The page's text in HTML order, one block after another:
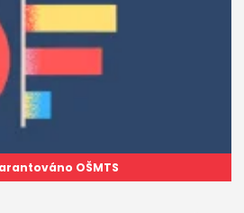
OŠMTS